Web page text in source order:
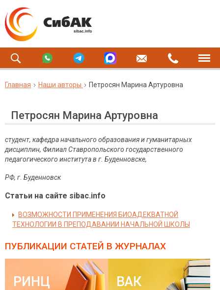
Главная Наши авторы Петросян Марина Артуровна
Петросян Марина Артуровна
студент, кафедра начального образования и гуманитарных
дисциплин, Филиал Ставропольского государственного
педагогического института в г. Буденновске,
РФ, г. Буденновск
Статьи на сайте sibac.info
ВОЗМОЖНОСТИ ПРИМЕНЕНИЯ БИОАДЕКВАТНОЙ
ТЕХНОЛОГИИ В ПРЕПОДАВАНИИ НАЧАЛЬНОЙ ШКОЛЫ
ПУБЛИКАЦИИ СТАТЕЙ В ЖУРНАЛАХ
РИНЦ ВАК